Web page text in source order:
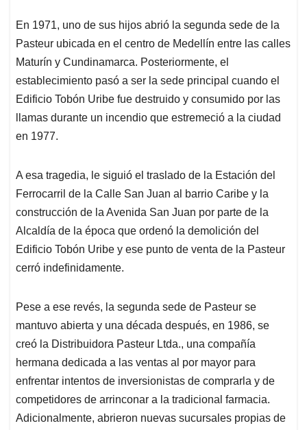
En 1971, uno de sus hijos abrió la segunda sede de la
Pasteur ubicada en el centro de Medellín entre las calles
Maturín y Cundinamarca. Posteriormente, el
establecimiento pasó a ser la sede principal cuando el
Edificio Tobón Uribe fue destruido y consumido por las
llamas durante un incendio que estremeció a la ciudad
en 1977.
A esa tragedia, le siguió el traslado de la Estación del
Ferrocarril de la Calle San Juan al barrio Caribe y la
construcción de la Avenida San Juan por parte de la
Alcaldía de la época que ordenó la demolición del
Edificio Tobón Uribe y ese punto de venta de la Pasteur
cerró indefinidamente.
Pese a ese revés, la segunda sede de Pasteur se
mantuvo abierta y una década después, en 1986, se
creó la Distribuidora Pasteur Ltda., una compañía
hermana dedicada a las ventas al por mayor para
enfrentar intentos de inversionistas de comprarla y de
competidores de arrinconar a la tradicional farmacia.
Adicionalmente, abrieron nuevas sucursales propias de